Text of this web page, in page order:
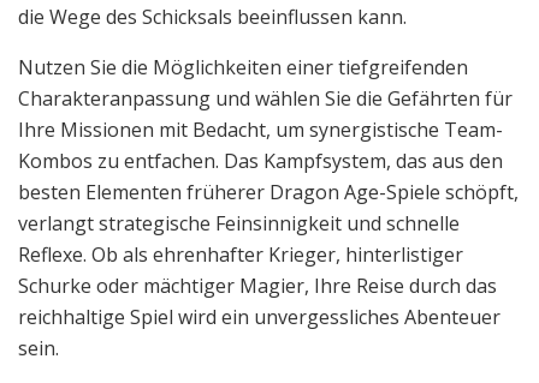
die Wege des Schicksals beeinflussen kann.
Nutzen Sie die Möglichkeiten einer tiefgreifenden
Charakteranpassung und wählen Sie die Gefährten für
Ihre Missionen mit Bedacht, um synergistische Team-
Kombos zu entfachen. Das Kampfsystem, das aus den
besten Elementen früherer Dragon Age-Spiele schöpft,
verlangt strategische Feinsinnigkeit und schnelle
Reflexe. Ob als ehrenhafter Krieger, hinterlistiger
Schurke oder mächtiger Magier, Ihre Reise durch das
reichhaltige Spiel wird ein unvergessliches Abenteuer
sein.